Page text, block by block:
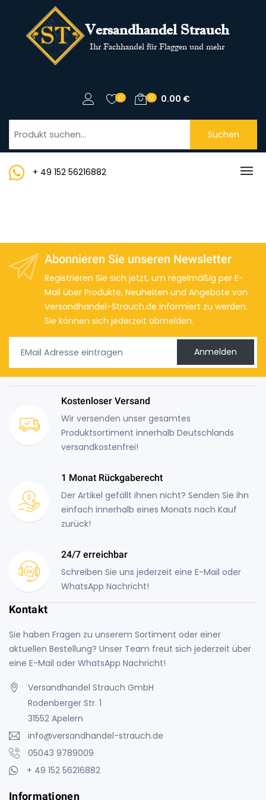
Versandhandel Strauch
Ihr Fachhandel für Flaggen und mehr
0 0 0.00 €
Suchen
+ 49 152 56216882
Abonnieren Sie unseren Newsletter
Registrieren Sie sich jetzt, um regelmäßig per E-
Mail über Produkte, Neuheiten und Angebote von
Versandhandel-Strauch.de informiert zu werden.
Sie können sich jederzeit abmelden.
Anmelden
Kostenloser Versand
Wir versenden unser gesamtes
Produktsortiment innerhalb Deutschlands
versandkostenfrei!
1 Monat Rückgaberecht
Der Artikel gefällt ihnen nicht? Senden Sie ihn
einfach innerhalb eines Monats nach Kauf
zurück!
24/7 erreichbar
Schreiben Sie uns jederzeit eine E-Mail oder
WhatsApp Nachricht!
Kontakt
Sie haben Fragen zu unserem Sortiment oder einer
aktuellen Bestellung? Unser Team freut sich jederzeit über
eine E-Mail oder WhatsApp Nachricht!
Versandhandel Strauch GmbH
Rodenberger Str. 1
31552 Apelern
info@versandhandel-strauch.de
05043 9789009
+ 49 152 56216882
Informationen